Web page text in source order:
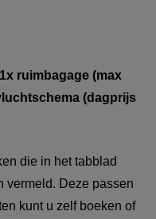
ruimbagage (max
(dagprijs
die in het tabblad
vermeld. Deze passen
kunt u zelf boeken of